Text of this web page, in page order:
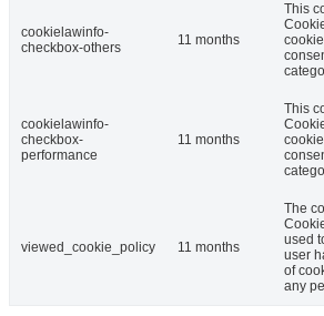
cookielawinfo-
checkbox-others
11 months
This
cookielawinfo-
checkbox-
performance
11 months
This
viewed_cookie_policy 11 months
The
used
user
of
any